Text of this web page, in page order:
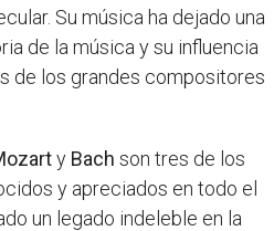
Su música ha dejado una
de la música y su influencia
de los grandes compositores
y Bach son tres de los
y apreciados en todo el
un legado indeleble en la